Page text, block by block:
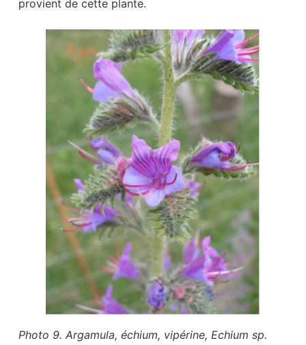
provient de cette plante.
Photo 9. Argamula, échium, vipérine, Echium sp.